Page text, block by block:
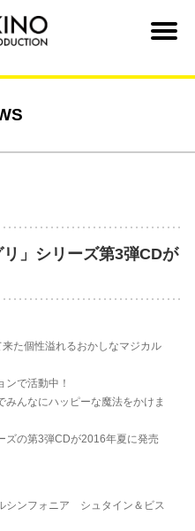
リ」シリーズ第3弾CDが
た個性溢れるおかしなマジカル
ンで活動中！
みんなにハッピーな魔法をかけま
ズの第3弾CDが2016年夏に発売
シンフォニア シュタイン＆ビス